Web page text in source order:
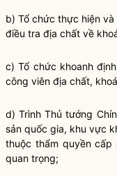
b) Tổ chức thực hiện
điều tra địa chất về
c) Tổ chức khoanh
công viên địa chất,
d) Trình Thủ tướng
sản quốc gia, khu vực
thuộc thẩm quyềncấp
quan trọng;